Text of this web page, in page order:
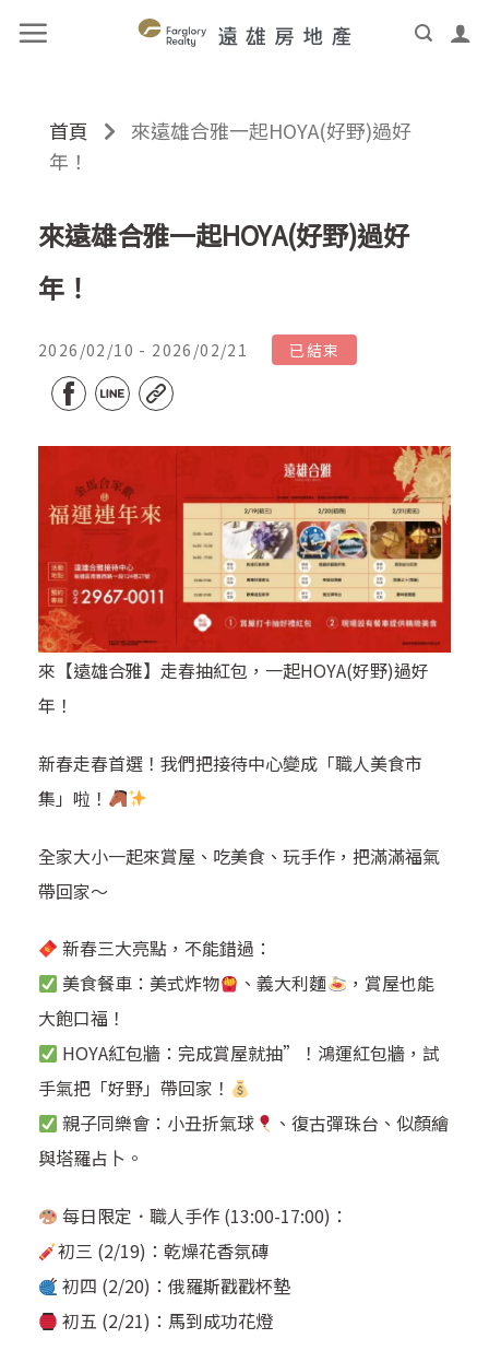
首頁
來遠雄合雅一起HOYA(好野)過好
年！
來遠雄合雅一起HOYA(好野)過好
年！
2026/02/10 - 2026/02/21 已結束
來【遠雄合雅】走春抽紅包，一起HOYA(好野)過好
年！
新春走春首選！我們把接待中心變成「職人美食市
集」啦！
全家大小一起來賞屋、吃美食、玩手作，把滿滿福氣
帶回家～
新春三大亮點，不能錯過：
美食餐車：美式炸物
、義大利麵
，賞屋也能
大飽口福！
HOYA紅包牆：完成賞屋就抽”！鴻運紅包牆，試
手氣把「好野」帶回家！
親子同樂會：小丑折氣球
、復古彈珠台、似顏繪
與塔羅占卜。
每日限定．職人手作 (13:00-17:00)：
初三 (2/19)：乾燥花香氛磚
初四 (2/20)：俄羅斯戳戳杯墊
初五 (2/21)：馬到成功花燈